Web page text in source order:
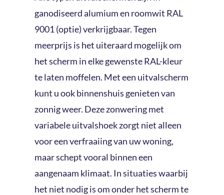
ganodiseerd alumium en roomwit RAL
9001 (optie) verkrijgbaar. Tegen
meerprijs is het uiteraard mogelijk om
het scherm in elke gewenste RAL-kleur
te laten moffelen. Met een uitvalscherm
kunt u ook binnenshuis genieten van
zonnig weer. Deze zonwering met
variabele uitvalshoek zorgt niet alleen
voor een verfraaiing van uw woning,
maar schept vooral binnen een
aangenaam klimaat. In situaties waarbij
het niet nodig is om onder het scherm te